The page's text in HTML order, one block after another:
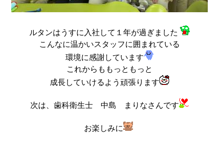
ルタンはうすに入社して１年が過ぎました
こんなに温かいスタッフに囲まれている
環境に感謝しています
これからももっともっと
成長していけるよう頑張ります
次は、歯科衛生士 中島 まりなさんです
お楽しみに